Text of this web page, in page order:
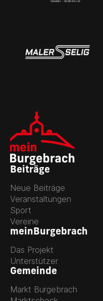
Beiträge
Neue Beiträge
Veranstaltungen
Sport
Vereine
meinBurgebrach
Das Projekt
Unterstützer
Gemeinde
Markt Burgebrach